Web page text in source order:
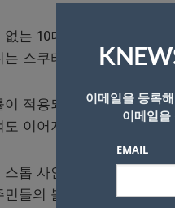
없는 10대 소년이 스쿠터를
스쿠터 때문에 위험한
적용되지 않기 때문에
이어지고 있다
톱 사인도 제대로 지키지
들의 불만이 크다.
이메일을 등록
이메일을
EMAIL